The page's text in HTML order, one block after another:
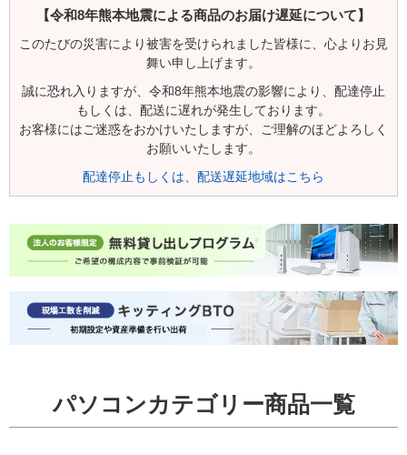
【令和8年熊本地震による商品のお届け遅延について】
このたびの災害により被害を受けられました皆様に、心よりお見
舞い申し上げます。
誠に恐れ入りますが、令和8年熊本地震の影響により、配達停止
もしくは、配送に遅れが発生しております。
お客様にはご迷惑をおかけいたしますが、ご理解のほどよろしく
お願いいたします。
配達停止もしくは、配送遅延地域はこちら
パソコンカテゴリー商品一覧